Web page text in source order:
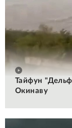
Тайфун
Окинаву